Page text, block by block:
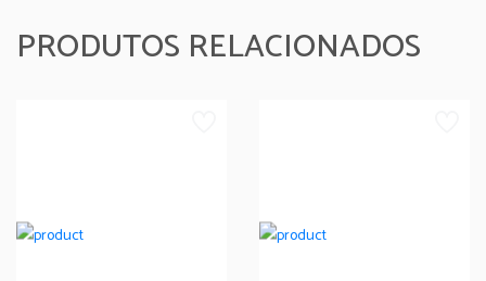
PRODUTOS RELACIONADOS